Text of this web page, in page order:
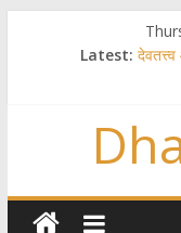
Latest:
विश्व
तुम्हीं
गौ सेवा